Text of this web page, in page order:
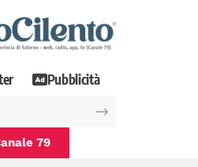
Pubblicità
79